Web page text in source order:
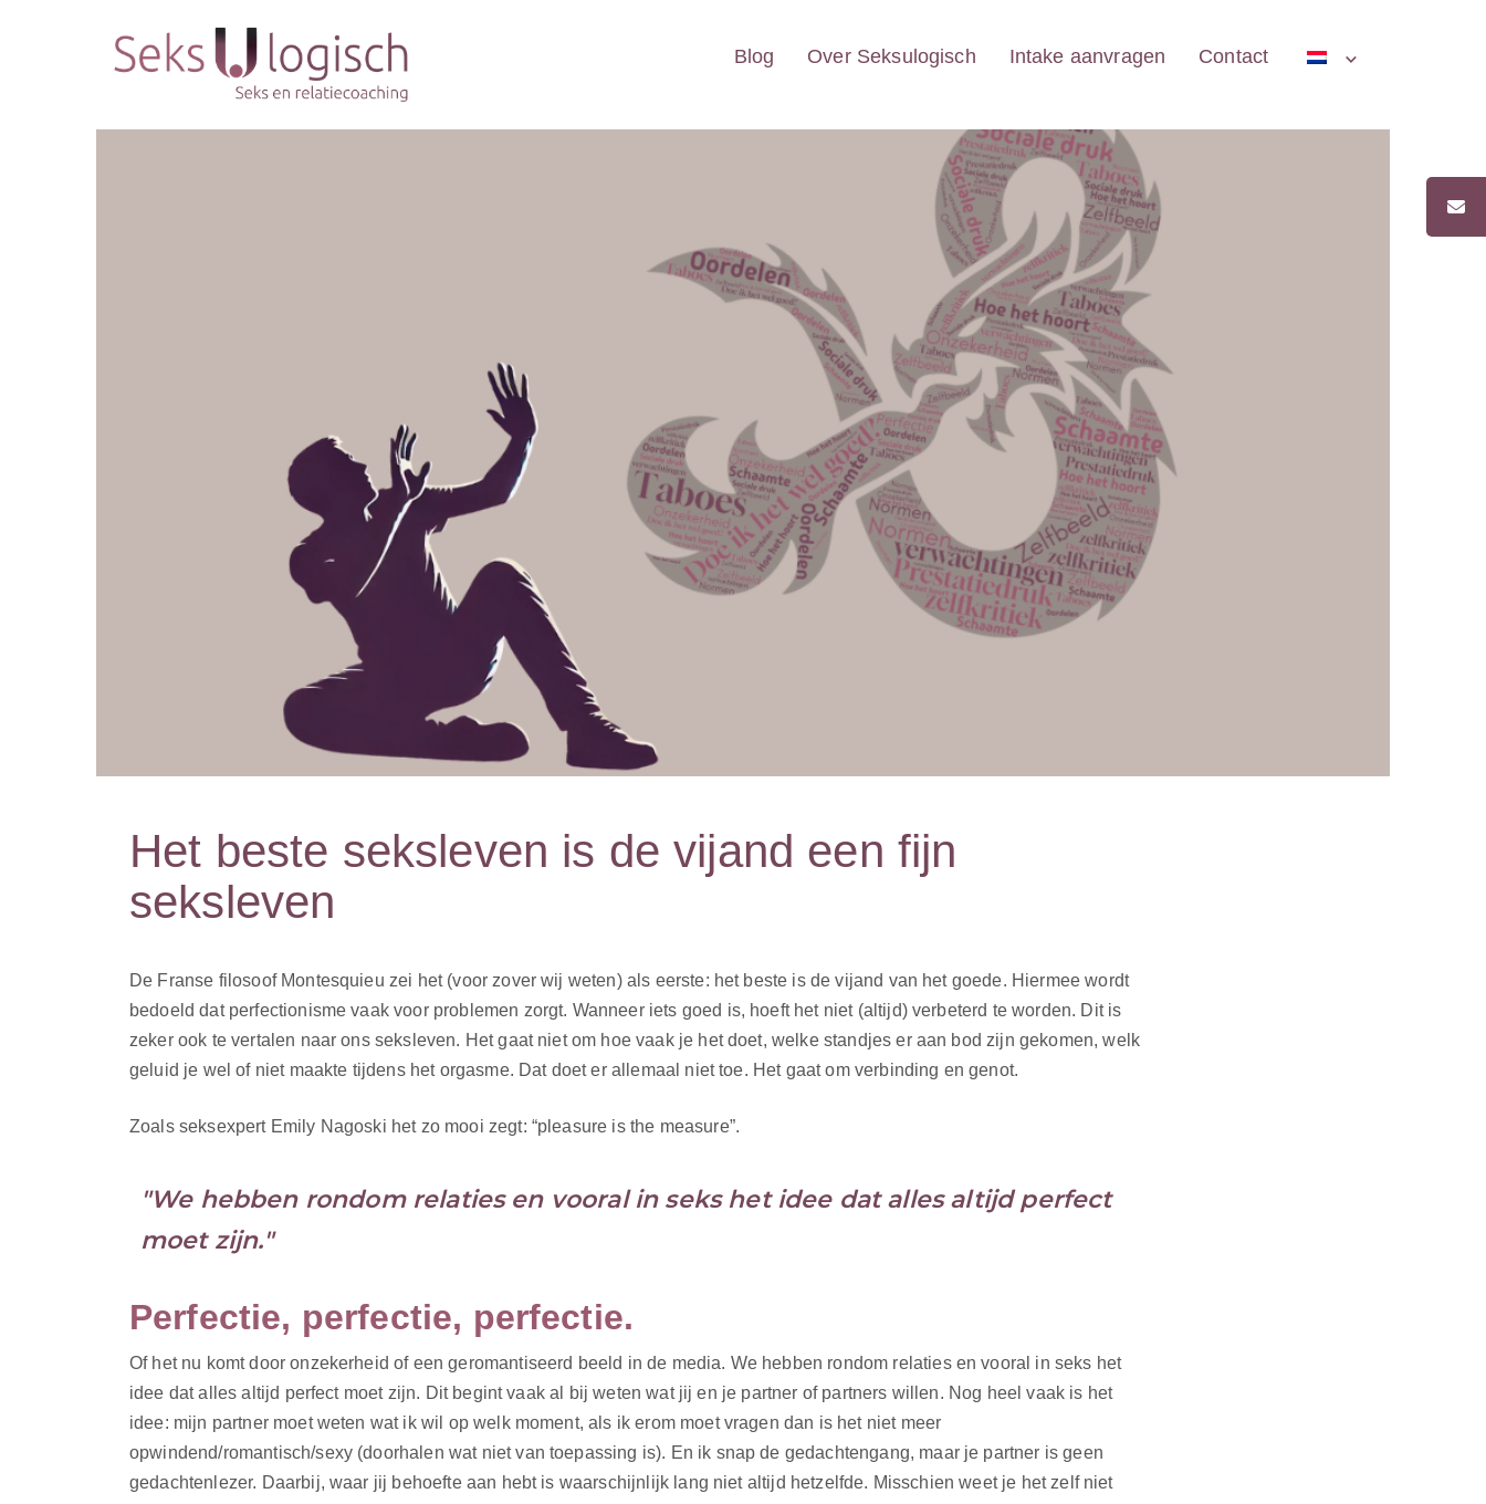
Blog Over Seksulogisch Intake aanvragen Contact
Het beste seksleven is de vijand een fijn
seksleven
De Franse filosoof Montesquieu zei het (voor zover wij weten) als eerste: het beste is de vijand van het goede. Hiermee wordt
bedoeld dat perfectionisme vaak voor problemen zorgt. Wanneer iets goed is, hoeft het niet (altijd) verbeterd te worden. Dit is
zeker ook te vertalen naar ons seksleven. Het gaat niet om hoe vaak je het doet, welke standjes er aan bod zijn gekomen, welk
geluid je wel of niet maakte tijdens het orgasme. Dat doet er allemaal niet toe. Het gaat om verbinding en genot.
Zoals seksexpert Emily Nagoski het zo mooi zegt: “pleasure is the measure”.
"We hebben rondom relaties en vooral in seks het idee dat alles altijd perfect
moet zijn."
Perfectie, perfectie, perfectie.
Of het nu komt door onzekerheid of een geromantiseerd beeld in de media. We hebben rondom relaties en vooral in seks het
idee dat alles altijd perfect moet zijn. Dit begint vaak al bij weten wat jij en je partner of partners willen. Nog heel vaak is het
idee: mijn partner moet weten wat ik wil op welk moment, als ik erom moet vragen dan is het niet meer
opwindend/romantisch/sexy (doorhalen wat niet van toepassing is). En ik snap de gedachtengang, maar je partner is geen
gedachtenlezer. Daarbij, waar jij behoefte aan hebt is waarschijnlijk lang niet altijd hetzelfde. Misschien weet je het zelf niet